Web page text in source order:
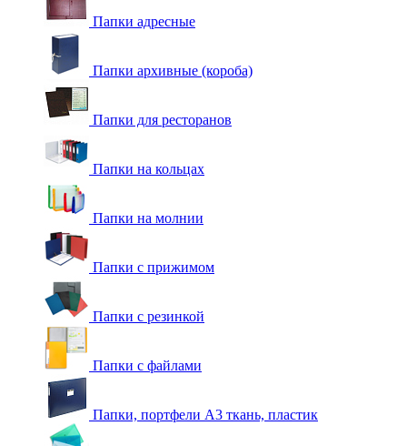
Папки адресные
Папки архивные (короба)
Папки для ресторанов
Папки на кольцах
Папки на молнии
Папки с прижимом
Папки с резинкой
Папки с файлами
Папки, портфели А3 ткань, пластик